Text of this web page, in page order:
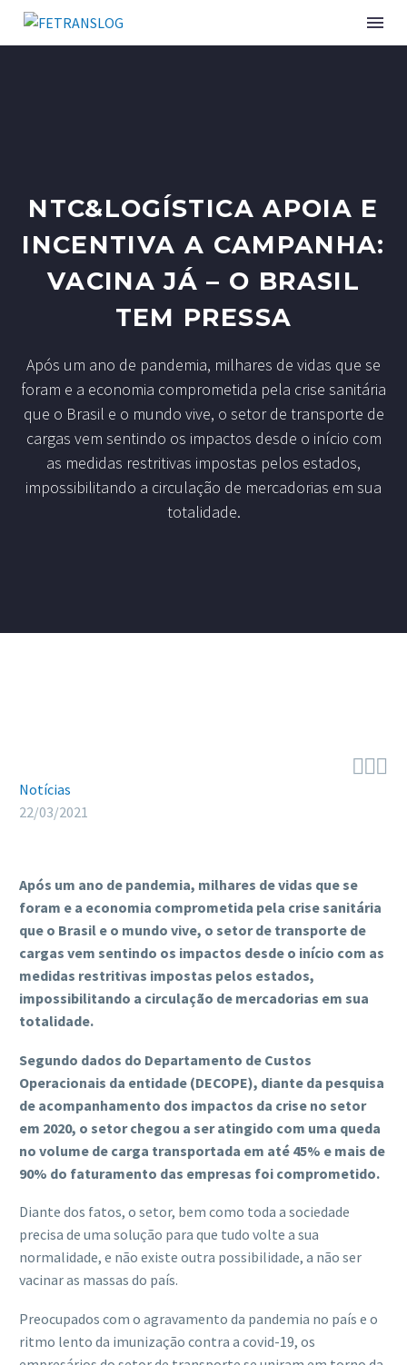
SERVIÇOS
CURSOS E EVENTOS
NTC&LOGÍSTICA APOIA E
INCENTIVA A CAMPANHA:
VACINA JÁ – O BRASIL
TEM PRESSA
Após um ano de pandemia, milhares de vidas que se
foram e a economia comprometida pela crise sanitária
que o Brasil e o mundo vive, o setor de transporte de
cargas vem sentindo os impactos desde o início com
as medidas restritivas impostas pelos estados,
impossibilitando a circulação de mercadorias em sua
totalidade.

Notícias
22/03/2021
Após um ano de pandemia, milhares de vidas que se
foram e a economia comprometida pela crise sanitária
que o Brasil e o mundo vive, o setor de transporte de
cargas vem sentindo os impactos desde o início com as
medidas restritivas impostas pelos estados,
impossibilitando a circulação de mercadorias em sua
totalidade.
Segundo dados do Departamento de Custos
Operacionais da entidade (DECOPE), diante da pesquisa
de acompanhamento dos impactos da crise no setor
em 2020, o setor chegou a ser atingido com uma queda
no volume de carga transportada em até 45% e mais de
90% do faturamento das empresas foi comprometido.
Diante dos fatos, o setor, bem como toda a sociedade
precisa de uma solução para que tudo volte a sua
normalidade, e não existe outra possibilidade, a não ser
vacinar as massas do país.
Preocupados com o agravamento da pandemia no país e o
ritmo lento da imunização contra a covid-19, os